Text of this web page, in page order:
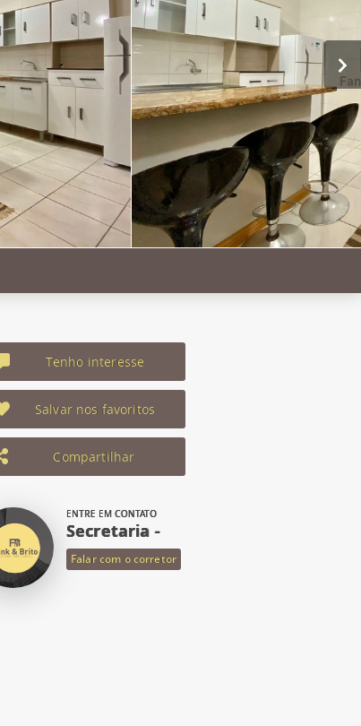
Tenho interesse
Salvar nos favoritos
Compartilhar
ENTRE EM CONTATO
Secretaria -
Falar com o corretor